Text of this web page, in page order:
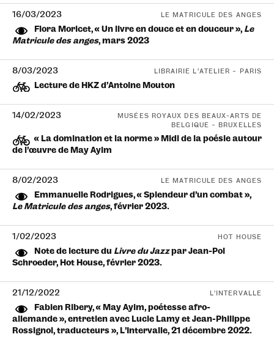
16/03/2023
Flora Moricet, « Un livre en douce et en douceur », Le
Matricule des anges, mars 2023
LE MATRICULE DES ANGES
8/03/2023
Lecture de HKZ d’Antoine Mouton
LIBRAIRIE L'ATELIER – PARIS
14/02/2023
« La domination et la norme » Midi de la poésie autour
de l’œuvre de May Ayim
MUSÉES ROYAUX DES BEAUX-ARTS DE
BELGIQUE – BRUXELLES
8/02/2023
Emmanuelle Rodrigues, « Splendeur d’un combat »,
Le Matricule des anges, février 2023.
LE MATRICULE DES ANGES
1/02/2023
Note de lecture du Livre du Jazzpar Jean-Pol
Schroeder, Hot House, février 2023.
HOT HOUSE
21/12/2022
Fabien Ribery, « May Ayim, poétesse afro-
allemande », entretien avec Lucie Lamy et Jean‑Philippe
Rossignol, traducteurs », L’Intervalle, 21 décembre 2022.
L’INTERVALLE